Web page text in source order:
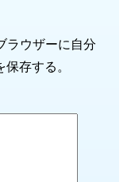
ラウザーに自分
存する。